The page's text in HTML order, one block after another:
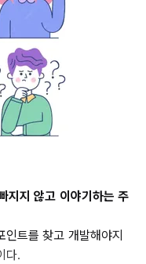
지지 않고 이야기하는 주
인트를 찾고 개발해야지
다.